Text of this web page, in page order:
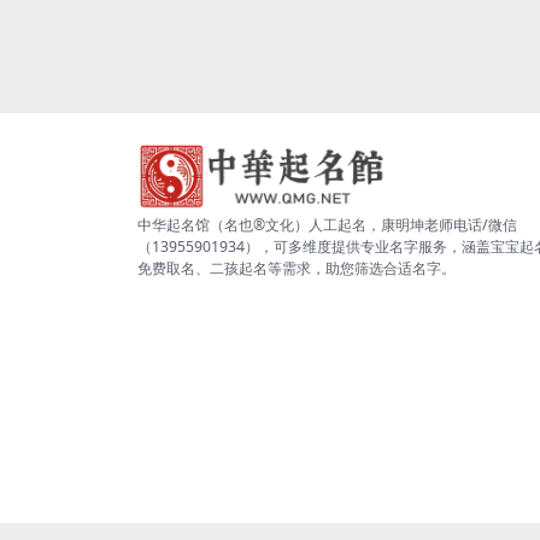
中华起名馆（名也®文化）人工起名，康明坤老师电话/微信
（13955901934），可多维度提供专业名字服务，涵盖宝宝起
免费取名、二孩起名等需求，助您筛选合适名字。